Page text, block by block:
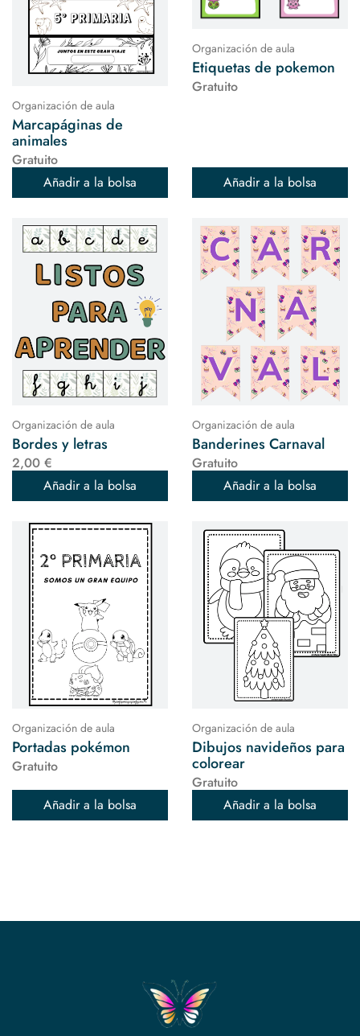
Organización de aula
Marcapáginas de
animales
Gratuito
Añadir a la bolsa
Organización de aula
Etiquetas de pokemon
Gratuito
Añadir a la bolsa
Organización de aula
Bordes y letras
2,00 €
Añadir a la bolsa
Organización de aula
Banderines Carnaval
Gratuito
Añadir a la bolsa
Organización de aula
Portadas pokémon
Gratuito
Añadir a la bolsa
Organización de aula
Dibujos navideños para
colorear
Gratuito
Añadir a la bolsa